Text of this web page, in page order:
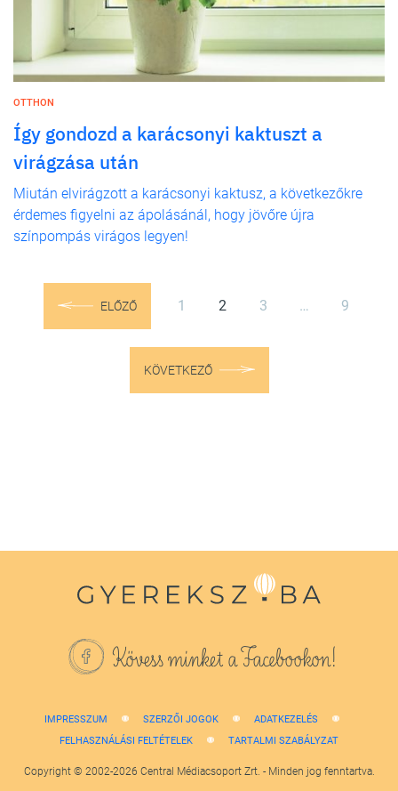
OTTHON
Így gondozd a karácsonyi kaktuszt a
virágzása után
Miután elvirágzott a karácsonyi kaktusz, a következőkre
érdemes figyelni az ápolásánál, hogy jövőre újra
színpompás virágos legyen!
ELŐZŐ 1 2 3 … 9
KÖVETKEZŐ
Kövess minket a Facebookon!
IMPRESSZUM SZERZŐI JOGOK
ADATKEZELÉS
FELHASZNÁLÁSI FELTÉTELEK
TARTALMI SZABÁLYZAT
Copyright © 2002-2026 Central Médiacsoport Zrt. - Minden jog fenntartva.